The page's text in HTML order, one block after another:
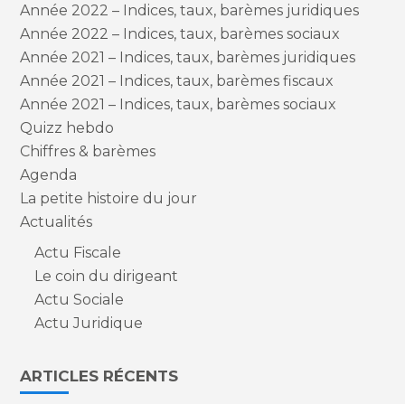
Année 2022 – Indices, taux, barèmes juridiques
Année 2022 – Indices, taux, barèmes sociaux
Année 2021 – Indices, taux, barèmes juridiques
Année 2021 – Indices, taux, barèmes fiscaux
Année 2021 – Indices, taux, barèmes sociaux
Quizz hebdo
Chiffres & barèmes
Agenda
La petite histoire du jour
Actualités
Actu Fiscale
Le coin du dirigeant
Actu Sociale
Actu Juridique
ARTICLES RÉCENTS